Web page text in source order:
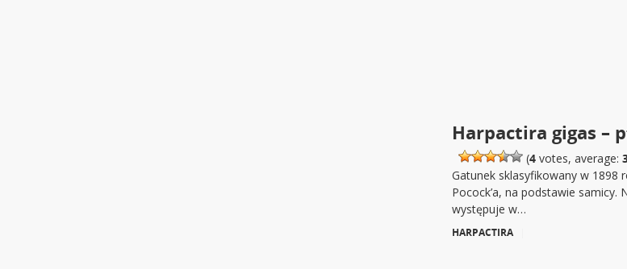
Harpactira gigas –
(4 votes, average:
Gatunek sklasyfikowany w 1898
Pocock’a, na podstawie samicy.
występuje w…
HARPACTIRA